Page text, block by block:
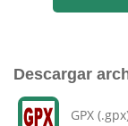
Descargar
GPX